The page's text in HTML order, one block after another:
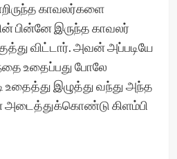
காவலர்களை
பின்னே இருந்த காவலர்
விட்டார். அவன் அப்படியே
உதைப்பது போலே
இழுத்து வந்து அந்த
அடைத்துக்கொண்டு கிளம்பி